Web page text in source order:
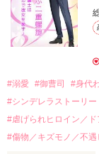
一話だけ大賞応
×
理不尽に虐げられ
秋月 萌（24）
萌は徐々に本来
しかし、ようや
自らの意思で晴臣
#溺愛 #御曹司 #身代
#シンデレラストーリー
#虐げられヒロイン／
#傷物／キズモノ／不遇